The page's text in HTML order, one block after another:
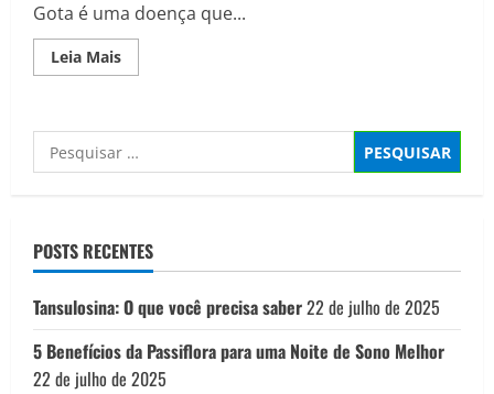
Gota é uma doença que...
Leia MaisRead
more
–
gota,
tratamento
natural
Pesquisar
por:
POSTS RECENTES
Tansulosina: O que você precisa saber22 de julho de 2025
5 Benefícios da Passiflora para uma Noite de Sono Melhor
22 de julho de 2025